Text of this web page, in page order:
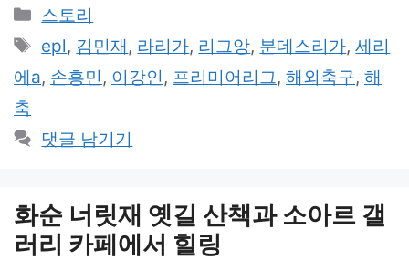
카
테
고
리
스토리
태
그
epl, 김민재, 라리가, 리그앙, 분데스리가,세리
에a, 손흥민 , 이강인 , 프리미어리그, 해외축구, 해
축
댓글 남기기
화순 너릿재 옛길 산책과 소아르 갤
러리 카페에서 힐링